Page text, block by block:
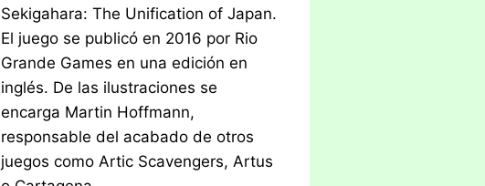
Sekigahara: The Unification of Japan.
El juego se publicó en 2016 por Rio
Grande Games en una edición en
inglés. De las ilustraciones se
encarga Martin Hoffmann,
responsable del acabado de otros
juegos como Artic Scavengers, Artus